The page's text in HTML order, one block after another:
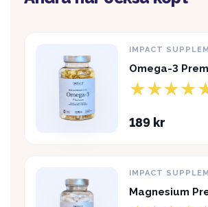
IMPACT
Omega-3
189 kr
IMPACT
Magnesium